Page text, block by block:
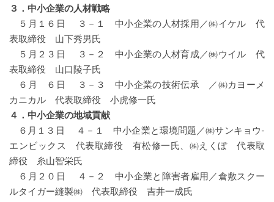
３．中小企業の人材戦略
５月１６日 ３－１ 中小企業の人材採用／㈱イケル 代
表取締役 山下秀男氏
５月２３日 ３－２ 中小企業の人材育成／㈱ウイル 代
表取締役 山口陵子氏
６月 ６日 ３－３ 中小企業の技術伝承 ／㈱カヨーメ
カニカル 代表取締役 小虎修一氏
４．中小企業の地域貢献
６月１３日 ４－１ 中小企業と環境問題／㈱サンキョウ-
エンビックス 代表取締役 有松修一氏、㈱えくぼ 代表取
締役 糸山智栄氏
６月２０日 ４－２ 中小企業と障害者雇用／倉敷スクー
ルタイガー縫製㈱ 代表取締役 吉井一成氏